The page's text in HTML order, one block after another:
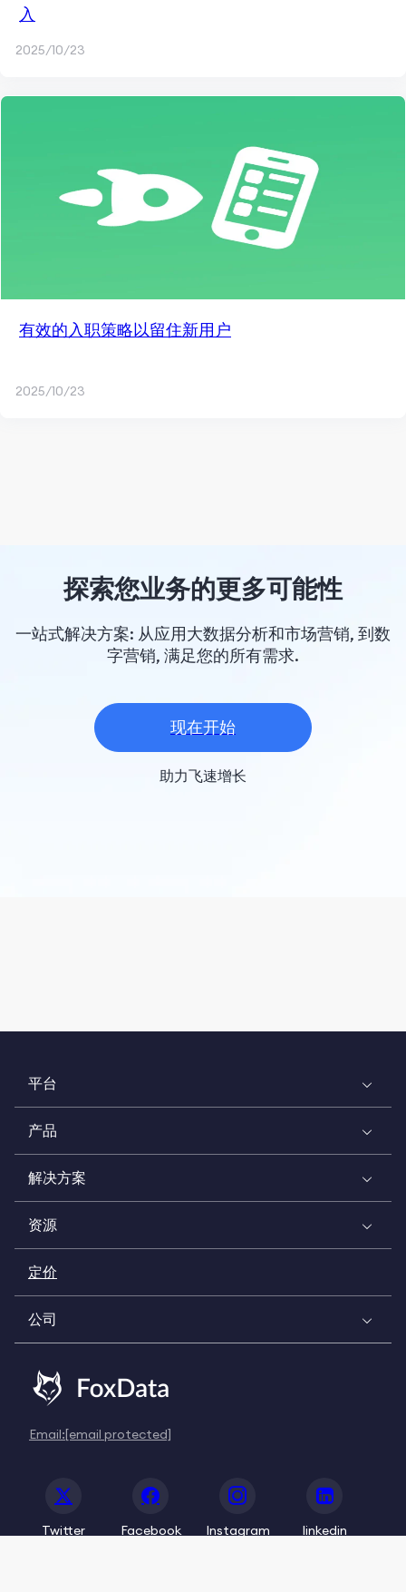
入
2025/10/23
有效的入职策略以留住新用户
2025/10/23
探索您业务的更多可能性
一站式解决方案: 从应用大数据分析和市场营销, 到数
字营销, 满足您的所有需求.
现在开始
助力飞速增长
平台
产品
解决方案
资源
定价
公司
Email:[email protected]
Twitter Facebook Instagram linkedin